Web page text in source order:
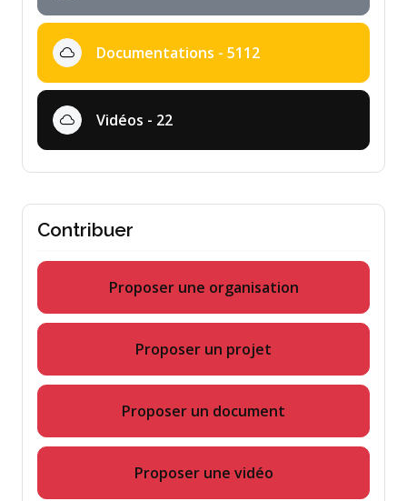
Documentations - 5112
Vidéos - 22
Contribuer
Proposer une organisation
Proposer un projet
Proposer un document
Proposer une vidéo